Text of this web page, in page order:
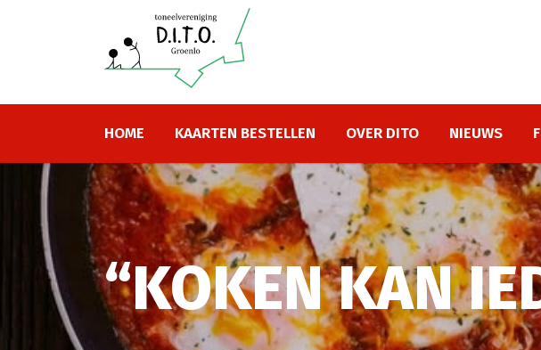
HOME KAARTEN BESTELLEN OVER DITO NIEUWS
“KOKEN KAN